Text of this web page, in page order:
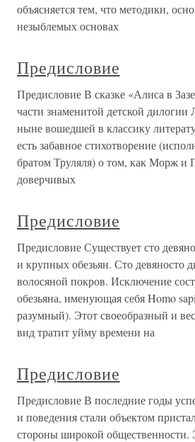
объясняется тем, что методики,
незыблемых основах
Предисловие
Предисловие В сказке «Алиса в
части знаменитой детской
ныне вошедшей в классику
есть забавное стихотворение
братом Труляля) о том, как Морж и
доверчивых
Предисловие
Предисловие Существует сто
и крупных обезьян. Сто девяносто
волосяной покров. Исключение
обезьяна, именующая себя Homo
разумный). Этот своеобразный и
вид тратит уйму времени на
Предисловие
Предисловие В последние годы
и поведения стали объектом
стороны широкой общественности.